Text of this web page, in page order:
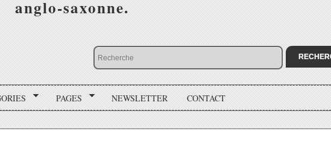
anglo-saxonne.
PAGES NEWSLETTER CONTACT